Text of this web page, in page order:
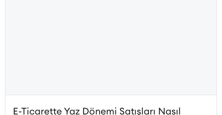
E-Ticarette Yaz Dönemi Satışları Nasıl